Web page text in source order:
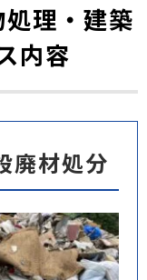
理・建築
内容
廃材処分